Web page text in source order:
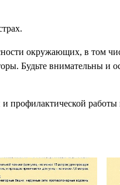
окружающих, в том
Будьте внимательны и
профилактической работы